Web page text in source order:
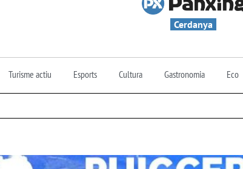
Cerdanya
Turisme actiu Esports Cultura Gastronomia Eco